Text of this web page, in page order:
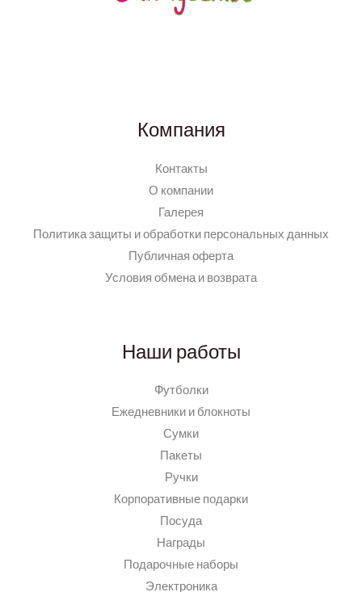
Компания
Контакты
О компании
Галерея
Политика защиты и обработки персональных данных
Публичная оферта
Условия обмена и возврата
Наши работы
Футболки
Ежедневники и блокноты
Сумки
Пакеты
Ручки
Корпоративные подарки
Посуда
Награды
Подарочные наборы
Электроника